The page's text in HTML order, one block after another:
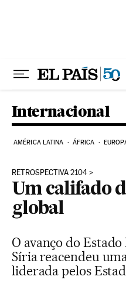
Internacional
AMÉRICA LATINA ÁFRICA
RETROSPECTIVA 2104
Um califado
global
O avanço do
Síria reacendeu
liderada pelos